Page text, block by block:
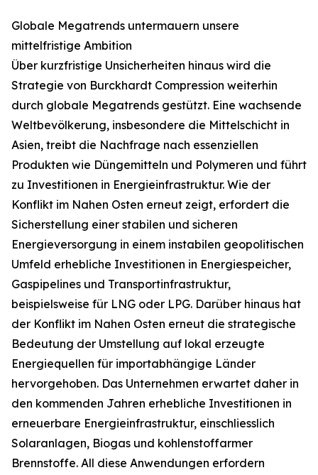
Globale Megatrends untermauern unsere
mittelfristige Ambition
Über kurzfristige Unsicherheiten hinaus wird die
Strategie von Burckhardt Compression weiterhin
durch globale Megatrends gestützt. Eine wachsende
Weltbevölkerung, insbesondere die Mittelschicht in
Asien, treibt die Nachfrage nach essenziellen
Produkten wie Düngemitteln und Polymeren und führt
zu Investitionen in Energieinfrastruktur. Wie der
Konflikt im Nahen Osten erneut zeigt, erfordert die
Sicherstellung einer stabilen und sicheren
Energieversorgung in einem instabilen geopolitischen
Umfeld erhebliche Investitionen in Energiespeicher,
Gaspipelines und Transportinfrastruktur,
beispielsweise für LNG oder LPG. Darüber hinaus hat
der Konflikt im Nahen Osten erneut die strategische
Bedeutung der Umstellung auf lokal erzeugte
Energiequellen für importabhängige Länder
hervorgehoben. Das Unternehmen erwartet daher in
den kommenden Jahren erhebliche Investitionen in
erneuerbare Energieinfrastruktur, einschliesslich
Solaranlagen, Biogas und kohlenstoffarmer
Brennstoffe. All diese Anwendungen erfordern